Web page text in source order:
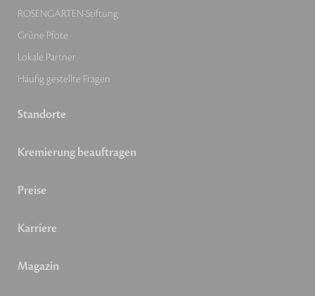
ROSENGARTEN-Stiftung
Grüne Pfote
Lokale Partner
Häufig gestellte Fragen
Standorte
Kremierung beauftragen
Preise
Karriere
Magazin